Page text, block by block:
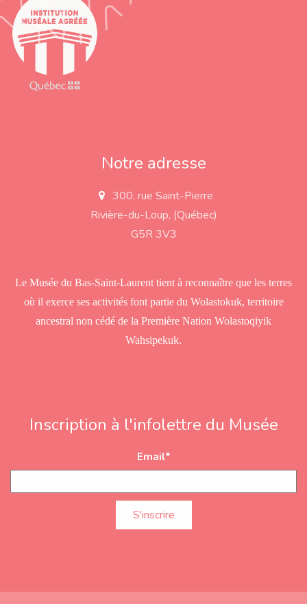
Notre adresse
a
d
300, rue Saint-Pierre
Rivière-du-Loup, (Québec)
G5R 3V3
Le Musée du Bas-Saint-Laurent tient à reconnaître que les terres
où il exerce ses activités font partie du Wolastokuk, territoire
ancestral non cédé de la Première Nation Wolastoqiyik
Wahsipekuk.
Inscription à l'infolettre du Musée
Email*